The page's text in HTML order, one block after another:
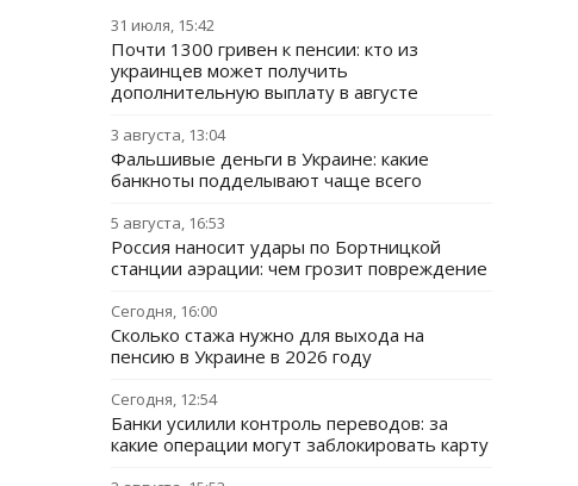
31 июля, 15:42
Почти 1300 гривен к пенсии: кто из
украинцев может получить
дополнительную выплату в августе
3 августа, 13:04
Фальшивые деньги в Украине: какие
банкноты подделывают чаще всего
5 августа, 16:53
Россия наносит удары по Бортницкой
станции аэрации: чем грозит повреждение
Сегодня, 16:00
Сколько стажа нужно для выхода на
пенсию в Украине в 2026 году
Сегодня, 12:54
Банки усилили контроль переводов: за
какие операции могут заблокировать карту